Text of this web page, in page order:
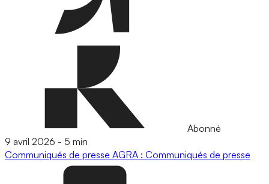
Abonné
9 avril 2026 - 5 min
Communiqués de presse AGRA : Communiqués de presse